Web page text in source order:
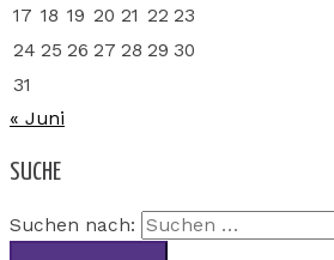
17 18 19 20 21 22 23
24 25 26 27 28 29 30
31
« Juni
SUCHE
Suchen nach: